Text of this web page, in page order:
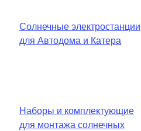
Солнечные электростанции
для Автодома и Катера
Наборы и комплектующие
для монтажа солнечных